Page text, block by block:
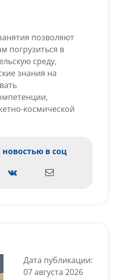
позволяют
погрузиться в
среду,
знания на
космической
в соц
Дата публикации:
07 августа 2026